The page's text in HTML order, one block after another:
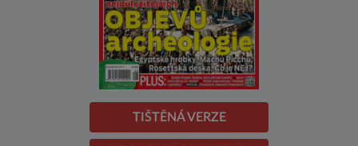
TIŠTĚNÁ VERZE